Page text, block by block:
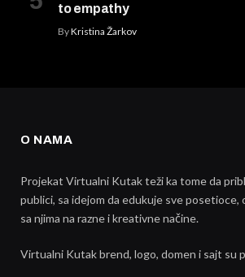
to empathy
ByKristina Žarkov
O NAMA
Projekat Virtualni Kutak teži ka tome da
publici, sa idejom da edukuje sve posetioce,
sa njima na razne i kreativne načine.
Virtualni Kutak brend, logo, domen i sajt su